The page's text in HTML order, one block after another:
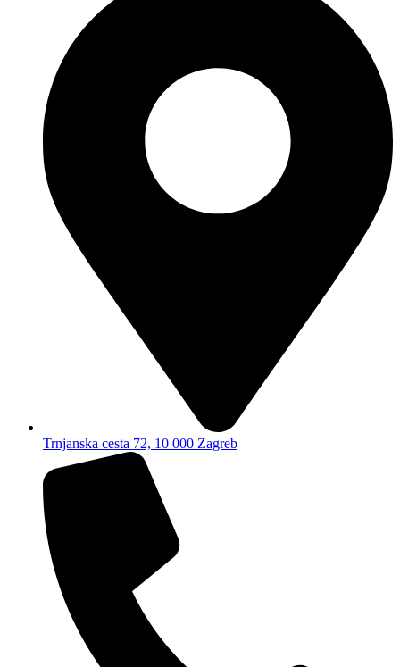
Trnjanska cesta 72, 10 000 Zagreb